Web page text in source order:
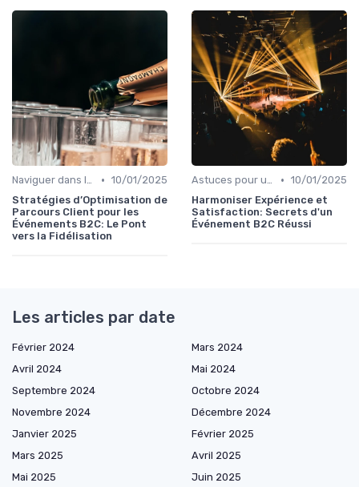
Naviguer dans les Grands Événements • 10/01/2025
Stratégies d’Optimisation de
Parcours Client pour les
Événements B2C: Le Pont
vers la Fidélisation
Astuces pour une Expérience Optimale • 10/01/2025
Harmoniser Expérience et
Satisfaction: Secrets d'un
Événement B2C Réussi
Les articles par date
Février 2024
Mars 2024
Avril 2024
Mai 2024
Septembre 2024
Octobre 2024
Novembre 2024
Décembre 2024
Janvier 2025
Février 2025
Mars 2025
Avril 2025
Mai 2025
Juin 2025